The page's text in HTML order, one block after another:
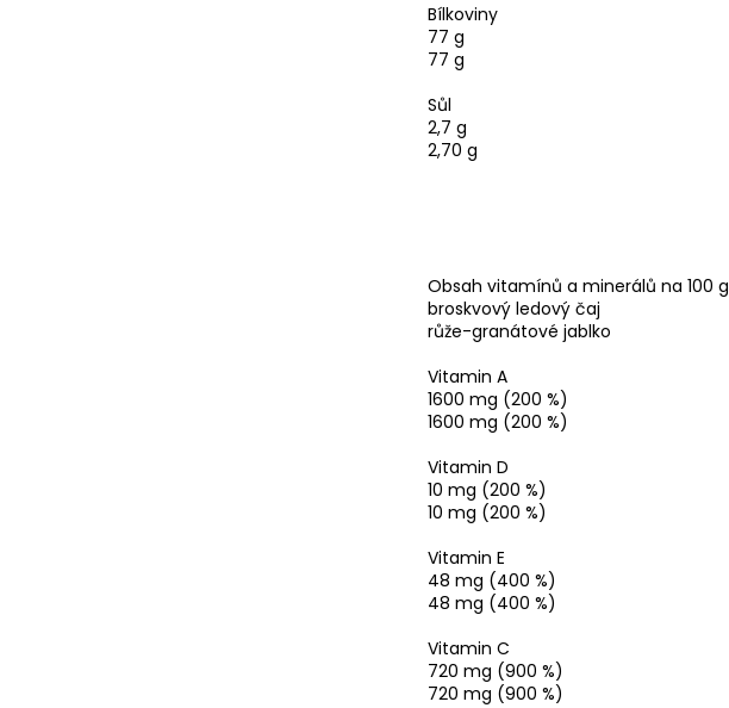
Bílkoviny
77 g
77 g
Sůl
2,7 g
2,70 g
Obsah vitamínů a minerálů na 100 g
broskvový ledový čaj
růže-granátové jablko
Vitamin A
1600 mg (200 %)
1600 mg (200 %)
Vitamin D
10 mg (200 %)
10 mg (200 %)
Vitamin E
48 mg (400 %)
48 mg (400 %)
Vitamin C
720 mg (900 %)
720 mg (900 %)